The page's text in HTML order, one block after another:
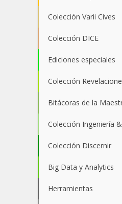
Colección Varii Cives
Colección DICE
Ediciones especiales
Colección
Bitácoras de la
Colección Ingeniería
Colección Discernir
Big Data y Analytics
Herramientas